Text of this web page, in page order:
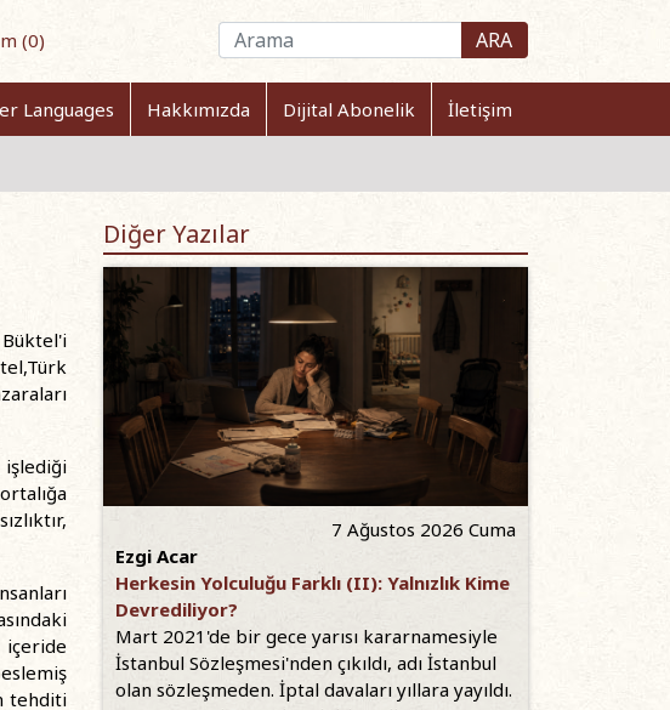
(0) ARA
Languages Hakkımızda Dijital Abonelik İletişim
tehditi
Diğer Yazılar
7 Ağustos 2026 Cuma
Ezgi Acar
Herkesin Yolculuğu Farklı (II): Yalnızlık Kime
Devrediliyor?
Mart 2021'de bir gece yarısı kararnamesiyle
İstanbul Sözleşmesi'nden çıkıldı, adı İstanbul
olan sözleşmeden. İptal davaları yıllara yayıldı.